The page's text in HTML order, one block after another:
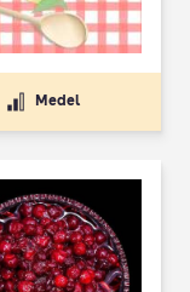
Medel